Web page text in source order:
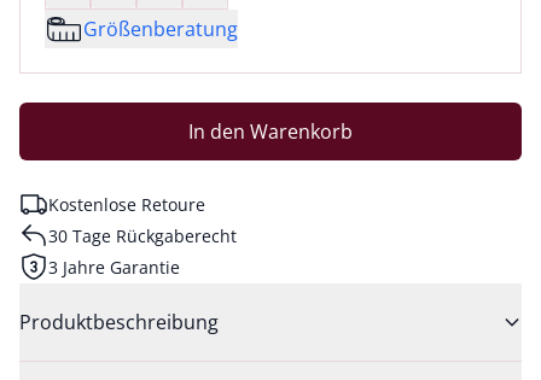
Größenberatung
In den Warenkorb
Kostenlose Retoure
30 Tage Rückgaberecht
3 Jahre Garantie
Produktbeschreibung